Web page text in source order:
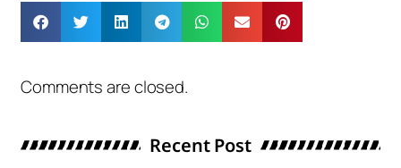
Comments are closed.
Recent Post